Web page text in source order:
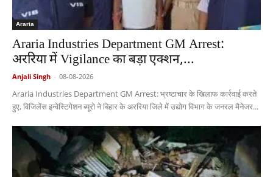
Araria
Araria Industries Department GM Arrest:
अररिया में Vigilance का बड़ा एक्शन,...
Anjali Singh - 08-08-2026
Araria Industries Department GM Arrest: भ्रष्टाचार के खिलाफ कार्रवाई करते
हुए, विजिलेंस इन्वेस्टिगेशन ब्यूरो ने बिहार के अररिया जिले में उद्योग विभाग के जनरल मैनेजर...